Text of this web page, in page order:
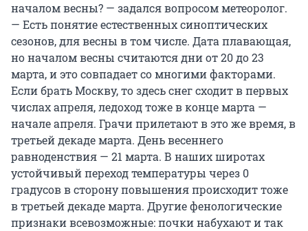
началом весны? — задался вопросом метеоролог.
— Есть понятие естественных синоптических
сезонов, для весны в том числе. Дата плавающая,
но началом весны считаются дни от 20 до 23
марта, и это совпадает со многими факторами.
Если брать Москву, то здесь снег сходит в первых
числах апреля, ледоход тоже в конце марта —
начале апреля. Грачи прилетают в это же время, в
третьей декаде марта. День весеннего
равноденствия — 21 марта. В наших широтах
устойчивый переход температуры через 0
градусов в сторону повышения происходит тоже
в третьей декаде марта. Другие фенологические
признаки всевозможные: почки набухают и так